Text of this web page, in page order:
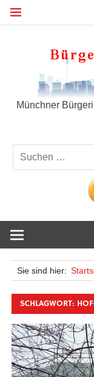
Zum
Münchner
Sie sind hier:
SCHLAGWORT: